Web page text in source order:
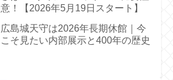
意！【2026年5月19日スタート】
広島城天守は2026年長期休館｜今
こそ見たい内部展示と400年の歴史